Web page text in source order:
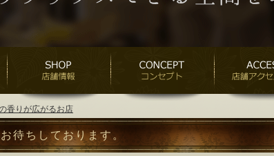
香りが広がるお店
待ちしております。